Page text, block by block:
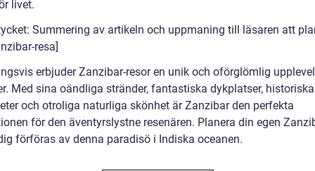
livet.
Summering av artikeln och uppmaning till läsaren att
resa]
erbjuder Zanzibar-resor en unik och oförglömlig
Med sina oändliga stränder, fantastiska dykplatser, historiska
och otroliga naturliga skönhet är Zanzibar den perfekta
för den äventyrslystne resenären. Planera din egen
förföras av denna paradisö i Indiska oceanen.